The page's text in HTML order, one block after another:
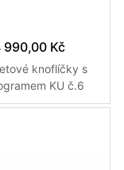
990,00 Kč
knoflíčky s
KU č.6
na zakázku